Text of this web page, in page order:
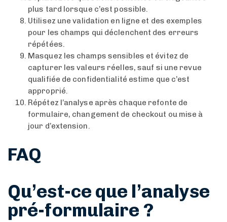
plus tard lorsque c’est possible.
Utilisez une validation en ligne et des exemples
pour les champs qui déclenchent des erreurs
répétées.
Masquez les champs sensibles et évitez de
capturer les valeurs réelles, sauf si une revue
qualifiée de confidentialité estime que c’est
approprié.
Répétez l’analyse après chaque refonte de
formulaire, changement de checkout ou mise à
jour d’extension.
FAQ
Qu’est-ce que l’analyse
pré-formulaire ?